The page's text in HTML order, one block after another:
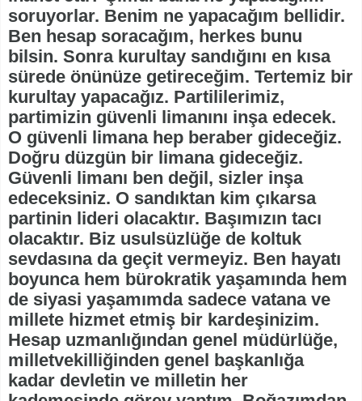
soruyorlar. Benim ne yapacağım bellidir.
Ben hesap soracağım, herkes bunu
bilsin. Sonra kurultay sandığını en kısa
sürede önünüze getireceğim. Tertemiz bir
kurultay yapacağız. Partililerimiz,
partimizin güvenli limanını inşa edecek.
O güvenli limana hep beraber gideceğiz.
Doğru düzgün bir limana gideceğiz.
Güvenli limanı ben değil, sizler inşa
edeceksiniz. O sandıktan kim çıkarsa
partinin lideri olacaktır. Başımızın tacı
olacaktır. Biz usulsüzlüğe de koltuk
sevdasına da geçit vermeyiz. Ben hayatı
boyunca hem bürokratik yaşamında hem
de siyasi yaşamımda sadece vatana ve
millete hizmet etmiş bir kardeşinizim.
Hesap uzmanlığından genel müdürlüğe,
milletvekilliğinden genel başkanlığa
kadar devletin ve milletin her